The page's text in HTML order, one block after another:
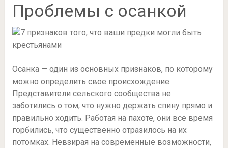
Проблемы с осанкой
Осанка — один из основных признаков, по которому
можно определить свое происхождение.
Представители сельского сообщества не
заботились о том, что нужно держать спину прямо и
правильно ходить. Работая на пахоте, они все время
горбились, что существенно отразилось на их
потомках. Невзирая на современные возможности,